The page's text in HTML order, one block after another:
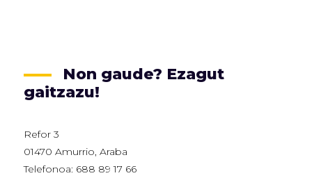
Non gaude? Ezagut
gaitzazu!
Refor 3
01470 Amurrio, Araba
Telefonoa: 688 89 17 66